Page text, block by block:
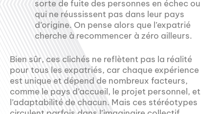
sorte de fuite des personnes en échec ou
qui ne réussissent pas dans leur pays
d’origine. On pense alors que l’expatrié
cherche à recommencer à zéro ailleurs.
Bien sûr, ces clichés ne reflètent pas la réalité
pour tous les expatriés, car chaque expérience
est unique et dépend de nombreux facteurs,
comme le pays d’accueil, le projet personnel, et
l’adaptabilité de chacun. Mais ces stéréotypes